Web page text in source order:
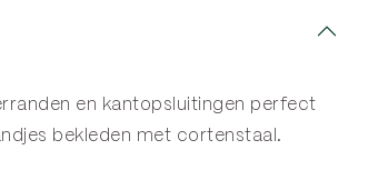
en kantopsluitingen perfect
bekleden met cortenstaal.